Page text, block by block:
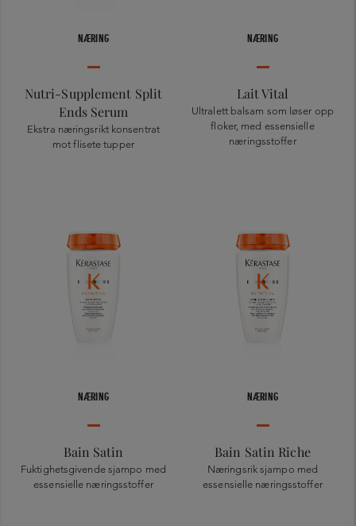
NÆRING
Nutri-Supplement Split
Ends Serum
Ekstra næringsrikt konsentrat
mot flisete tupper
NÆRING
Lait Vital
Ultralett balsam som løser opp
floker, med essensielle
næringsstoffer
NÆRING
Bain Satin
Fuktighetsgivende sjampo med
essensielle næringsstoffer
NÆRING
Bain Satin Riche
Næringsrik sjampo med
essensielle næringsstoffer